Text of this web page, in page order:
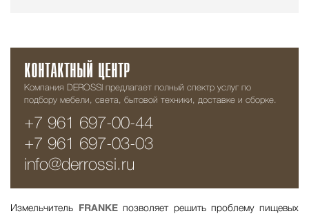
КОНТАКТНЫЙ ЦЕНТР
Компания DEROSSI предлагает полный спектр услуг по
подбору мебели, света, бытовой техники, доставке и сборке.
+7 961 697-00-44
+7 961 697-03-03
info@derrossi.ru
Измельчитель FRANKEпозволяет решить проблему пищевых